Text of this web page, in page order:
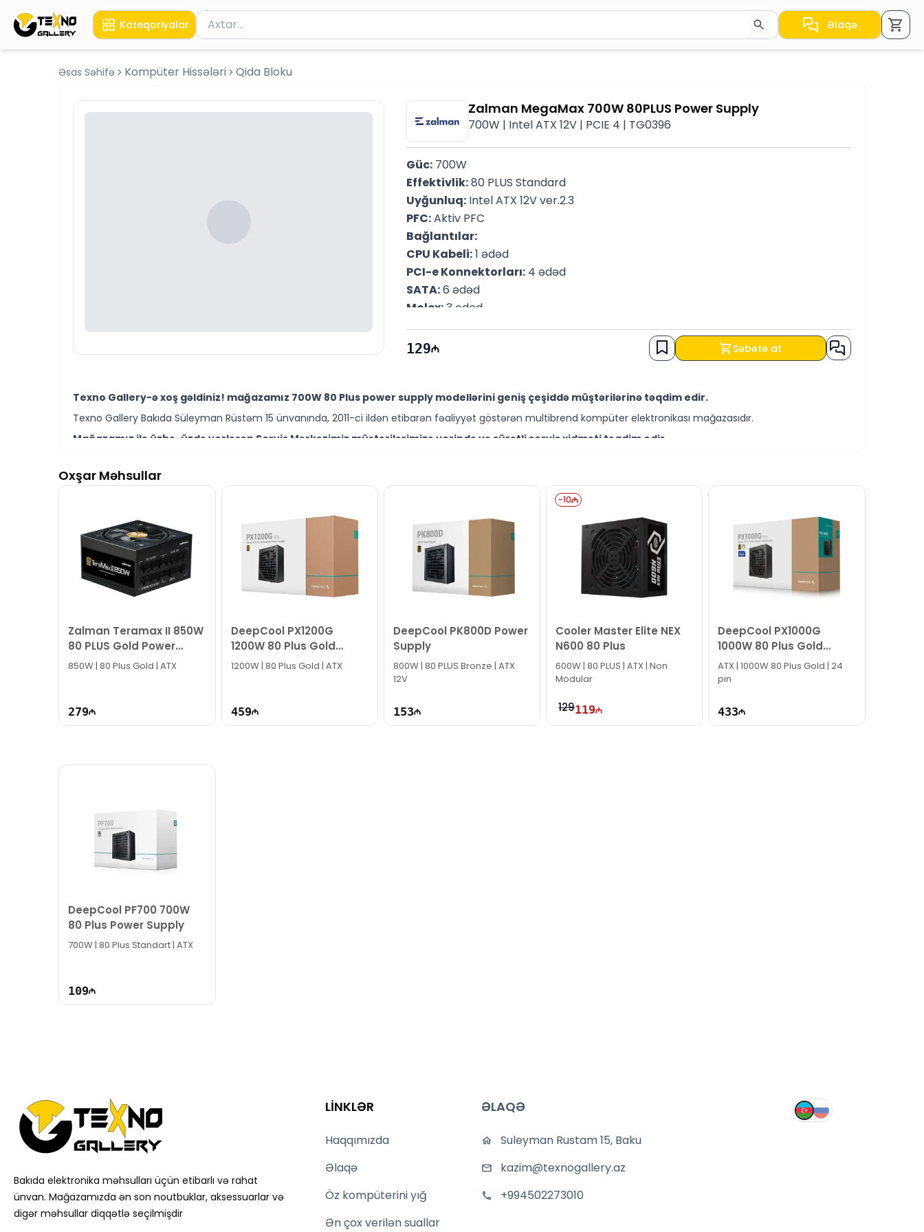
Kateqoriyalar Məhsul axtar
Axtarış üçün ən azı 2 simvol yazın. Göndərmək üçün Enter düyməsini basın və ya nəticələr arasında keçid etmək üçün ox
Əlaqə
Əsas Səhifə Kompüter Hissələri Qida Bloku
Zalman MegaMax 700W 80PLUS Power Supply
700W | Intel ATX 12V | PCIE 4 | TG0396
Güc: 700W
Effektivlik: 80 PLUS Standard
Uyğunluq: Intel ATX 12V ver.2.3
PFC: Aktiv PFC
Bağlantılar:
CPU Kabeli: 1 ədəd
PCI-e Konnektorları: 4 ədəd
SATA: 6 ədəd
Molex: 3 ədəd
Sertifikat: 80 PLUS
129 Səbətə at
Texno Gallery-ə xoş gəldiniz! mağazamız 700W 80 Plus power supply modellərini geniş çeşiddə müştərilərinə təqdim edir.
Texno Gallery Bakıda Süleyman Rüstəm 15 ünvanında, 2011-ci ildən etibarən fəaliyyət göstərən multibrend kompüter elektronikası mağazasıdır.
Mağazamız ilə üzbə-üzdə yerləşən Servis Mərkəzimiz müştərilərimizə yerində və sürətli servis xidməti təqdim edir.
Zalman MegaMax 700W 80PLUS Power Supply modelini Bakıda sərfəli qiymətə NƏĞD, KÖÇÜRMƏ həmçinin KREDİT şərtləri ilə əldə edə bilərsiniz.
İstər 700W 80 Plus power supply modelləri istərsə də digər brend məhsullarla bağlı suallarınızı saytımız vasitəsilə bizə yaza bilərsiniz.
Seçim etməkdə məsləhətə ehtiyacınız varsa təcrübəli mütəxəssislərimiz hər gün 10:00-19:00 saatlarında aktivdir.
Zalman MegaMax 700W 80PLUS Power Supply modeli ilə bağlı bütün suallarınızı saytımızın canlı dəstək xəttində cavablandırmağa hər daim hazırıq.
İş saatlarından kənar vaxtlarda əlaqə qurmaq üçün email ilə qeydiyyat edə və ya WhatsApp nömrəmizə mesaj göndərə bilərsiniz.
Oxşar Məhsullar
Zalman Teramax II 850W
80 PLUS Gold Power
Supply
850W | 80 Plus Gold | ATX
279
DeepCool PX1200G
1200W 80 Plus Gold
Power Supply
1200W | 80 Plus Gold | ATX
459
DeepCool PK800D Power
Supply
800W | 80 PLUS Bronze | ATX
12V
153
-10
Cooler Master Elite NEX
N600 80 Plus
600W | 80 PLUS | ATX | Non
Modular
129119
DeepCool PX1000G
1000W 80 Plus Gold
Power Supply
ATX | 1000W 80 Plus Gold | 24
pin
433
DeepCool PF700 700W
80 Plus Power Supply
700W | 80 Plus Standart | ATX
109
Bakıda elektronika məhsulları üçün etibarlı və rahat
ünvan. Mağazamızda ən son noutbuklar, aksessuarlar və
digər məhsullar diqqətlə seçilmişdir
LİNKLƏR
Haqqımızda
Əlaqə
Öz kompüterini yığ
Ən çox verilən suallar
ƏLAQƏ
Suleyman Rustam 15, Baku
kazim@texnogallery.az
+994502273010